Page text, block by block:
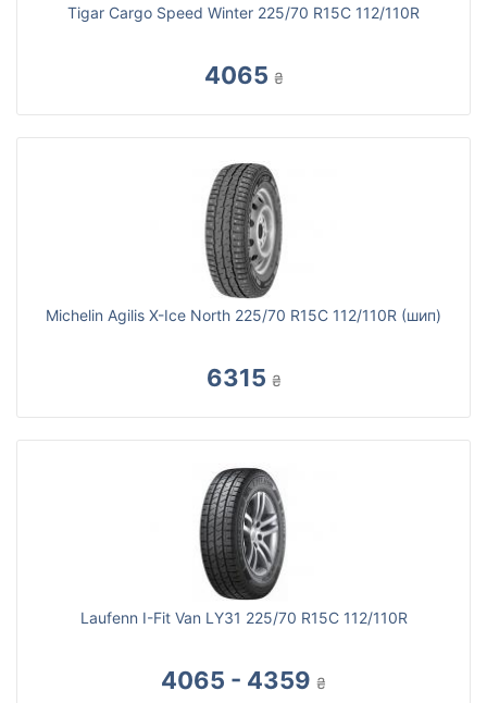
Tigar Cargo Speed Winter 225/70 R15C 112/110R
4065 ₴
Michelin Agilis X-Ice North 225/70 R15C 112/110R (шип)
6315 ₴
Laufenn I-Fit Van LY31 225/70 R15C 112/110R
4065 - 4359 ₴